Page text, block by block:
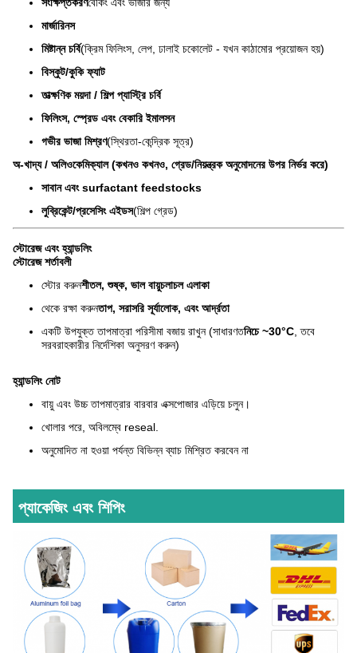
মার্জারিনস
মিষ্টান্ন চর্বি(ক্রিম ফিলিংস, লেপ, ঢালাই চকোলেট - যখন কাঠামোর প্রয়োজন হয়)
বিস্কুট/কুকি ফ্যাট
তাত্ক্ষণিক ময়দা / শিল্প প্যাস্ট্রি চর্বি
ফিলিংস, স্প্রেড এবং বেকারি ইমালসন
গভীর ভাজা মিশ্রণ(স্থিরতা-কেন্দ্রিক সূত্র)
অ-খাদ্য / অলিওকেমিক্যাল (কখনও কখনও, গ্রেড/নিয়ন্ত্রক অনুমোদনের উপর নির্ভর করে)
সাবান এবং surfactant feedstocks
লুব্রিকেন্ট/প্রসেসিং এইডস(শিল্প গ্রেড)
স্টোরেজ এবং হ্যান্ডলিং
স্টোরেজ শর্তাবলী
স্টোর করুনশীতল, শুষ্ক, ভাল বায়ুচলাচল এলাকা
থেকে রক্ষা করুনতাপ, সরাসরি সূর্যালোক, এবং আর্দ্রতা
একটি উপযুক্ত তাপমাত্রা পরিসীমা বজায় রাখুন (সাধারণতনিচে ~30°C , তবে
সরবরাহকারীর নির্দেশিকা অনুসরণ করুন)
হ্যান্ডলিং নোট
বায়ু এবং উচ্চ তাপমাত্রার বারবার এক্সপোজার এড়িয়ে চলুন।
খোলার পরে, অবিলম্বে reseal.
অনুমোদিত না হওয়া পর্যন্ত বিভিন্ন ব্যাচ মিশ্রিত করবেন না
প্যাকেজিং এবং শিপিং